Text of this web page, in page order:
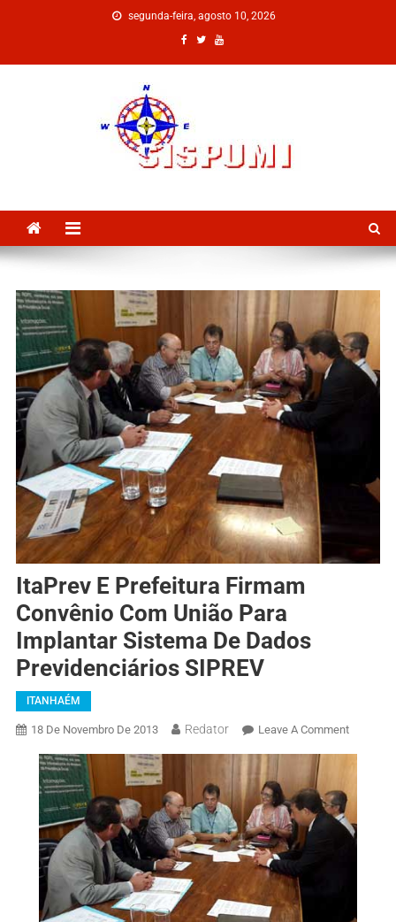
segunda-feira, agosto 10, 2026
ItaPrev E Prefeitura Firmam
Convênio Com União Para
Implantar Sistema De Dados
Previdenciários SIPREV
ITANHAÉM
18 De Novembro De 2013 Redator Leave A Comment